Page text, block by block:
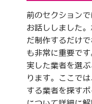
前のセクション
お話ししました
だ制作するだけ
も非常に重要で
実した業者を選
ります。ここで
する業者を探す